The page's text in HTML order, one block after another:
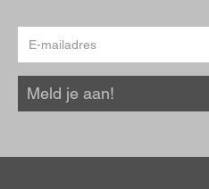
mailadres
Meld je aan!